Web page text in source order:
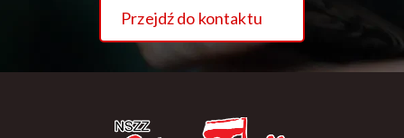
Przejdź do kontaktu